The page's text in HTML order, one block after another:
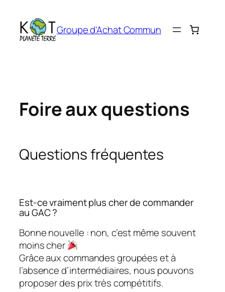
contenu
Groupe d'Achat Commun
Foire aux questions
Questions fréquentes
Est-ce vraiment plus cher de commander
au GAC ?
Bonne nouvelle : non, c’est même souvent
moins cher
Grâce aux commandes groupées et à
l’absence d’intermédiaires, nous pouvons
proposer des prix très compétitifs.